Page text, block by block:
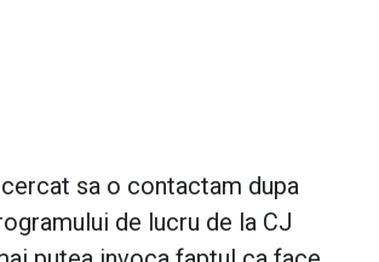
sa o contactam dupa
de lucru de la CJ